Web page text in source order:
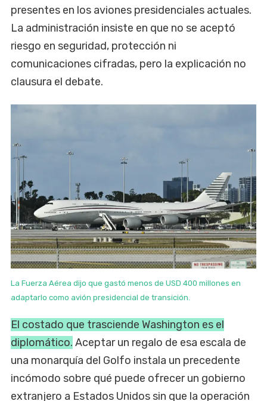
presentes en los aviones presidenciales actuales.
La administración insiste en que no se aceptó
riesgo en seguridad, protección ni
comunicaciones cifradas, pero la explicación no
clausura el debate.
La Fuerza Aérea dijo que gastó menos de USD 400 millones en
adaptarlo como avión presidencial de transición.
El costado que trasciende Washington es el
diplomático. Aceptar un regalo de esa escala de
una monarquía del Golfo instala un precedente
incómodo sobre qué puede ofrecer un gobierno
extranjero a Estados Unidos sin que la operación